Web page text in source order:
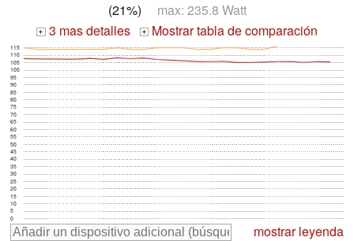
(21%) max: 235.8 Watt
+ 3 mas detalles + Mostrar tabla de comparación
0
5
10
15
20
25
30
35
40
45
50
55
60
65
70
75
80
85
90
95
100
105
110
115
mostrar leyenda